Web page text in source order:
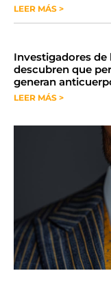
LEER MÁS >
Investigadores
descubren que
generan
LEER MÁS >